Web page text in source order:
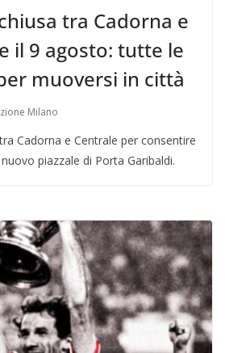
tra Cadorna e
il 9 agosto: tutte le
muoversi in città
Milano
Cadorna e Centrale per consentire
piazzale di Porta Garibaldi.